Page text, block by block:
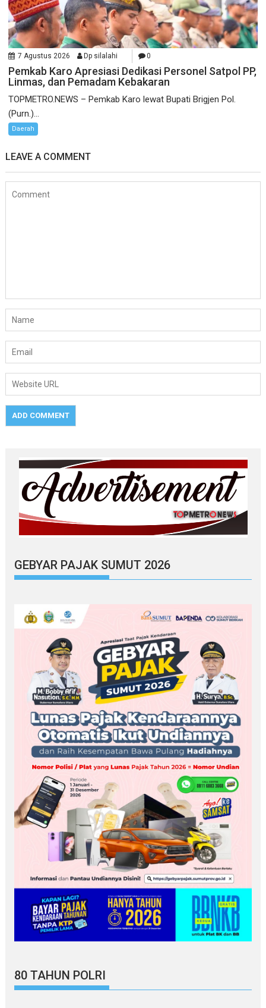
7 Agustus 2026 Dp silalahi 0
Pemkab Karo Apresiasi Dedikasi Personel Satpol PP,
Linmas, dan Pemadam Kebakaran
TOPMETRO.NEWS – Pemkab Karo lewat Bupati Brigjen Pol.
(Purn.)...
Daerah
LEAVE A COMMENT
GEBYAR PAJAK SUMUT 2026
80 TAHUN POLRI